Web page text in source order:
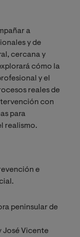
a
y de
cercana y
cómo la
y el
reales de
con
para
realismo.
e
peninsular de
José Vicente